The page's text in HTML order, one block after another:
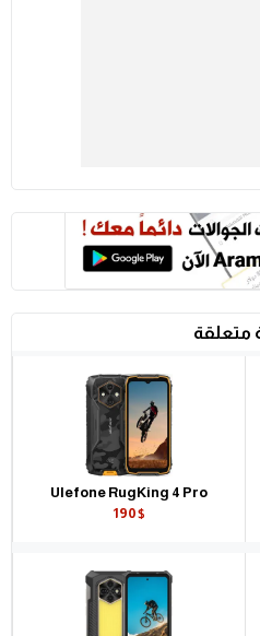
متعلقة
Ulefone RugKing 4 Pro
190$